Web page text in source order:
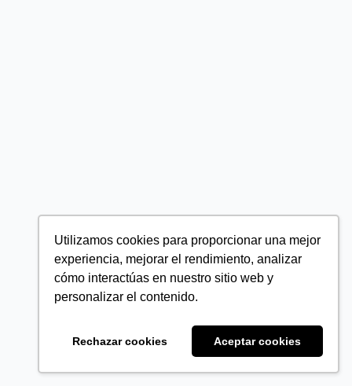
Utilizamos cookies para proporcionar una mejor
experiencia, mejorar el rendimiento, analizar
cómo interactúas en nuestro sitio web y
personalizar el contenido.
Rechazar cookies Aceptar cookies